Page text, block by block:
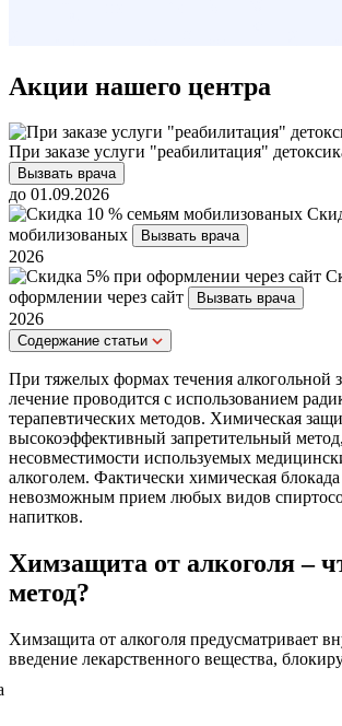
Акции нашего центра
При заказе услуги "реабилитация"
Вызвать врача
до 01.09.2026
мобилизованых
Вызвать врача
2026
оформлении через сайт
Вызвать врача
2026
Cодержание статьи
При тяжелых формах течения алкогольной
лечение проводится с использованием
терапевтических методов. Химическая
высокоэффективный запретительный
несовместимости используемых
алкоголем. Фактически химическая блокада
невозможным прием любых видов
напитков.
Химзащита от алкоголя –
метод?
Химзащита от алкоголя предусматривает
введение лекарственного вещества,